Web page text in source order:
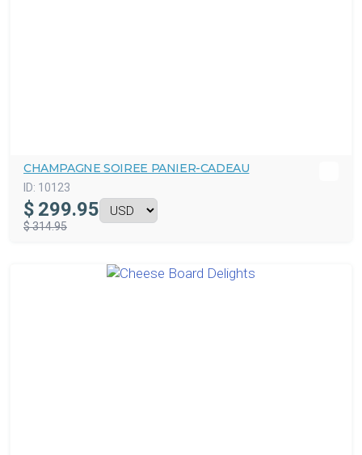
CHAMPAGNE SOIREE PANIER-CADEAU
ID: 10123
$ 299.95
$ 314.95